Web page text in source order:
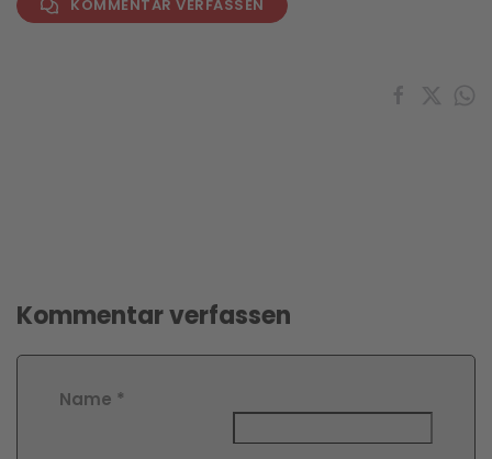
KOMMENTAR VERFASSEN
Kommentar verfassen
Name *